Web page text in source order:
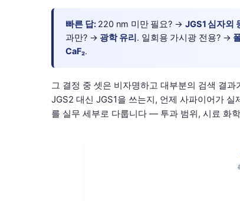
빠른 답:220 nm 미만 필요? → JGS1 심자외
과만? → 광학 유리. 일회용 가시광 전용? →
CaF₂.
그 결정 중 셋은 비자명하고 대부분의 검색 결
JGS2 대신 JGS1을 쓰는지, 언제 사파이어가
를 실무 세부로 다룹니다 — 투과 범위, 시료 화